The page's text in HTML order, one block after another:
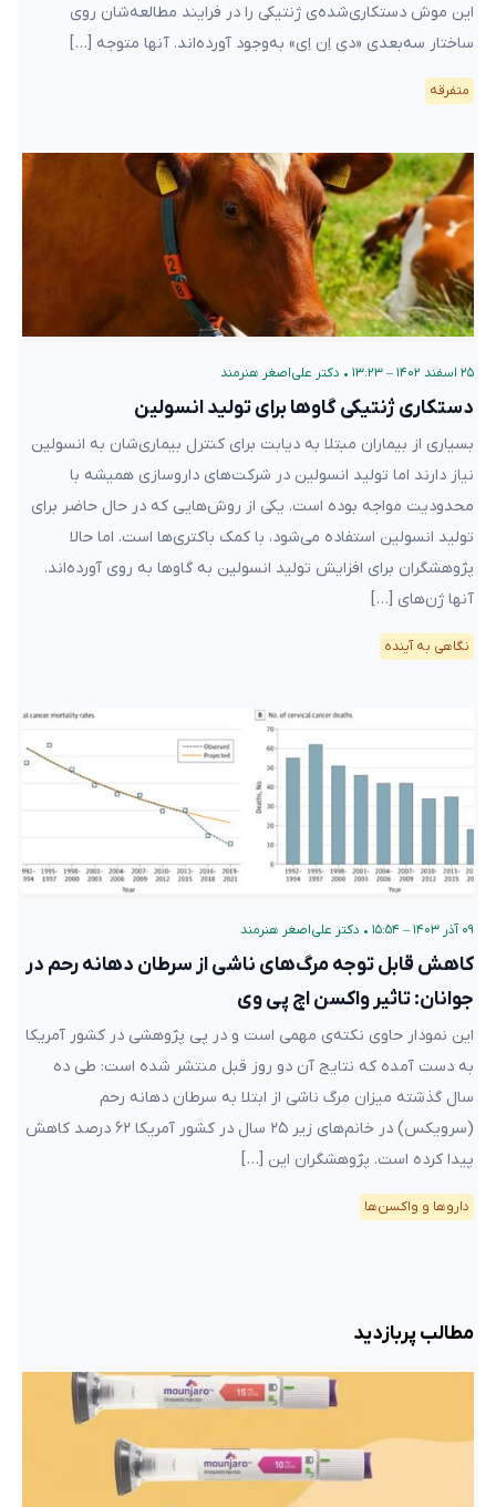
این موش دستکاری‌شده‌ی ژنتیکی را در فرایند مطالعه‌شان روی
ساختار سه‌بعدی «دی اِن اِی» به‌وجود آورده‌اند. آنها متوجه‌ […]
متفرقه
۲۵ اسفند ۱۴۰۲ – ۱۳:۲۳ • دکتر علی‌اصغر هنرمند
دستکاری ژنتیکی گاوها برای تولید انسولین
بسیاری از بیماران مبتلا به دیابت برای کنترل بیماری‌شان به انسولین
نیاز دارند اما تولید انسولین در شرکت‌های داروسازی همیشه با
محدودیت‌ مواجه بوده است. یکی از روش‌هایی که در حال حاضر برای
تولید انسولین استفاده می‌شود، با کمک باکتری‌ها است. اما حالا
پژوهشگران برای افزایش تولید انسولین به گاوها به روی آورده‌اند.
آنها ژن‌های […]
نگاهی به آینده
۰۹ آذر ۱۴۰۳ – ۱۵:۵۴ • دکتر علی‌اصغر هنرمند
کاهش قابل توجه مرگ‌های ناشی از سرطان دهانه‌ رحم در
جوانان: تاثیر واکسن اچ پی وی
این نمودار حاوی نکته‌ی مهمی است و در پی پژوهشی در کشور آمریکا
به دست آمده که نتایج آن دو روز قبل منتشر شده است: طی ده
سال گذشته میزان مرگ ناشی از ابتلا به سرطان دهانه رحم
(سرویکس) در خانم‌های زیر ۲۵ سال در کشور آمریکا ۶۲ درصد کاهش
پیدا کرده است. پژوهشگران این […]
دارو‌ها و واکسن‌ها
مطالب پربازدید